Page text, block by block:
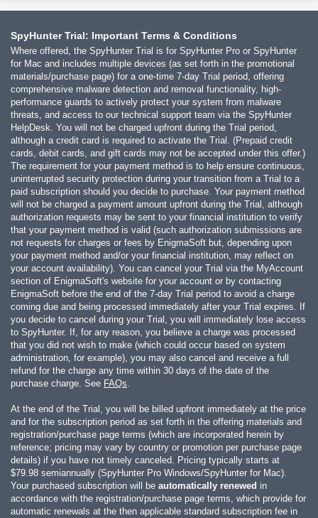
SpyHunter Trial: Important Terms & Conditions
Where offered, the SpyHunter Trial is for SpyHunter Pro or SpyHunter
for Mac and includes multiple devices (as set forth in the promotional
materials/purchase page) for a one-time 7-day Trial period, offering
comprehensive malware detection and removal functionality, high-
performance guards to actively protect your system from malware
threats, and access to our technical support team via the SpyHunter
HelpDesk. You will not be charged upfront during the Trial period,
although a credit card is required to activate the Trial. (Prepaid credit
cards, debit cards, and gift cards may not be accepted under this offer.)
The requirement for your payment method is to help ensure continuous,
uninterrupted security protection during your transition from a Trial to a
paid subscription should you decide to purchase. Your payment method
will not be charged a payment amount upfront during the Trial, although
authorization requests may be sent to your financial institution to verify
that your payment method is valid (such authorization submissions are
not requests for charges or fees by EnigmaSoft but, depending upon
your payment method and/or your financial institution, may reflect on
your account availability). You can cancel your Trial via the MyAccount
section of EnigmaSoft's website for your account or by contacting
EnigmaSoft before the end of the 7-day Trial period to avoid a charge
coming due and being processed immediately after your Trial expires. If
you decide to cancel during your Trial, you will immediately lose access
to SpyHunter. If, for any reason, you believe a charge was processed
that you did not wish to make (which could occur based on system
administration, for example), you may also cancel and receive a full
refund for the charge any time within 30 days of the date of the
purchase charge. See FAQs.
At the end of the Trial, you will be billed upfront immediately at the price
and for the subscription period as set forth in the offering materials and
registration/purchase page terms (which are incorporated herein by
reference; pricing may vary by country or promotion per purchase page
details) if you have not timely canceled. Pricing typically starts at
$79.98 semiannually (SpyHunter Pro Windows/SpyHunter for Mac).
Your purchased subscription will be automatically renewed in
accordance with the registration/purchase page terms, which provide for
automatic renewals at the then applicable standard subscription fee in